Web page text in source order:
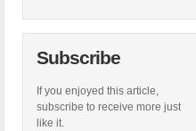
Subscribe
If you enjoyed this article,
subscribe to receive more just
like it.